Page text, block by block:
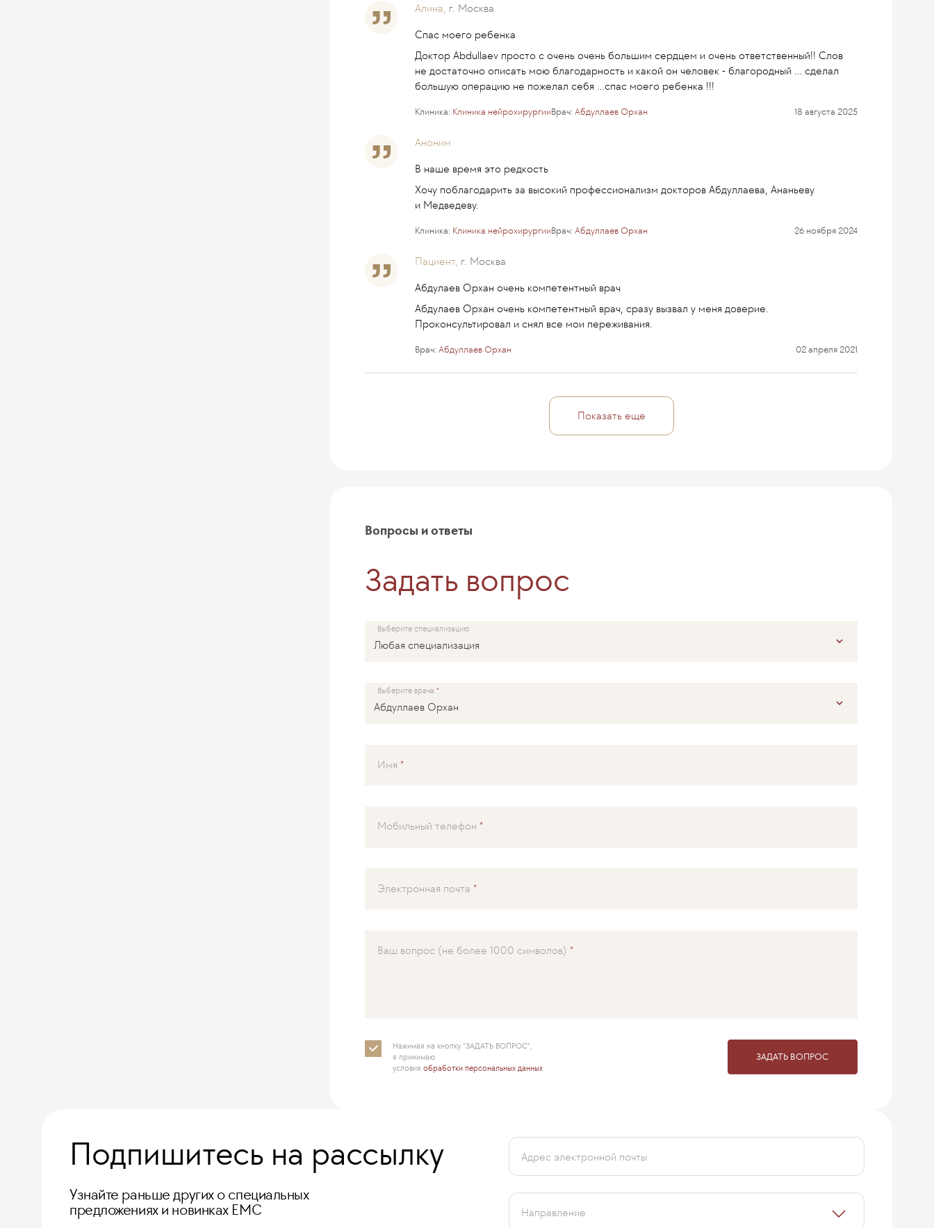
Алина, г. Москва
Спас моего ребенка
Доктор Abdullaev просто с очень очень большим сердцем и очень ответственный!! Слов
не достаточно описать мою благодарность и какой он человек - благородный ... сделал
большую операцию не пожелал себя ...спас моего ребенка !!!
Клиника: Клиника нейрохирургииВрач: Абдуллаев Орхан 18 августа 2025
Аноним
В наше время это редкость
Хочу поблагодарить за высокий профессионализм докторов Абдуллаева, Ананьеву
и Медведеву.
Клиника: Клиника нейрохирургииВрач: Абдуллаев Орхан 26 ноября 2024
Пациент, г. Москва
Абдулаев Орхан очень компетентный врач
Абдулаев Орхан очень компетентный врач, сразу вызвал у меня доверие.
Проконсультировал и снял все мои переживания.
Врач: Абдуллаев Орхан 02 апреля 2021
Показать еще
Вопросы и ответы
Задать вопрос
Выберите специализацию
Выберите врача
Имя
Мобильный телефон
Электронная почта
Ваш вопрос (не более 1000 символов)
Нажимая на кнопку "ЗАДАТЬ ВОПРОС",
я принимаю
условия обработки персональных данных
ЗАДАТЬ ВОПРОС
Подпишитесь на рассылку
Узнайте раньше других о специальных
предложениях и новинках ЕМС
Адрес электронной почты
Направление